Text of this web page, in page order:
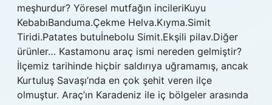
meşhurdur? Yöresel mutfağın incileriKuyu
KebabıBanduma.Çekme Helva.Kıyma.Simit
Tiridi.Patates butuİnebolu Simit.Ekşili pilav.Diğer
ürünler… Kastamonu araç ismi nereden gelmiştir?
İlçemiz tarihinde hiçbir saldırıya uğramamış, ancak
Kurtuluş Savaşı’nda en çok şehit veren ilçe
olmuştur. Araç’ın Karadeniz ile iç bölgeler arasında